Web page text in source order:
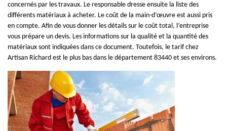
concernés par les travaux. Le responsable dresse ensuite la liste des
différents matériaux à acheter. Le coût de la main-d’œuvre est aussi pris
en compte. Afin de vous donner les détails sur le coût total, l’entreprise
vous prépare un devis. Les informations sur la qualité et la quantité des
matériaux sont indiquées dans ce document. Toutefois, le tarif chez
Artisan Richard est le plus bas dans le département 83440 et ses environs.